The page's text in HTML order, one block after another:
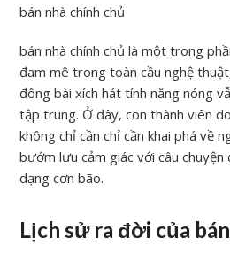
bán nhà chính chủ
bán nhà chính chủ là một trong
đam mê trong toàn cầu nghệ
đông bài xích hát tính năng nóng
tập trung. Ở đây, con thành viên
không chỉ cần chỉ cần khai phá về
bướm lưu cảm giác với câu
dạng cơn bão.
Lịch sử ra đời của